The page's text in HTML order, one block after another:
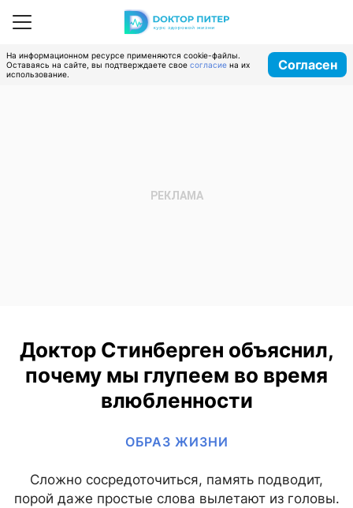
На информационном ресурсе применяются cookie-файлы.
Оставаясь на сайте, вы подтверждаете свое согласие на их
использование.
Согласен
Доктор Стинберген объяснил,
почему мы глупеем во время
влюбленности
ОБРАЗ ЖИЗНИ
Сложно сосредоточиться, память подводит,
порой даже простые слова вылетают из головы.